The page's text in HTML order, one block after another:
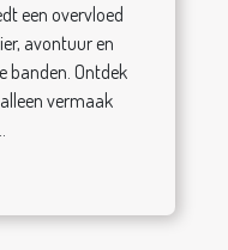
een overvloed
avontuur en
banden. Ontdek
vermaak